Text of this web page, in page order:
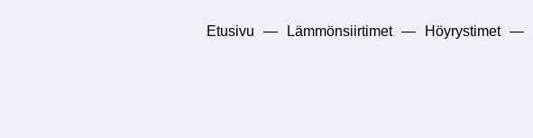
Etusivu — Lämmönsiirtimet — Höyrystimet —